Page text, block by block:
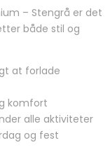
– Stengrå er det
både stil og
at forlade
komfort
alle aktiviteter
og fest